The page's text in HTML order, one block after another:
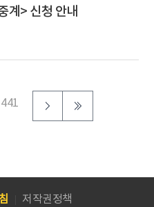
계> 신청 안내
저작권정책